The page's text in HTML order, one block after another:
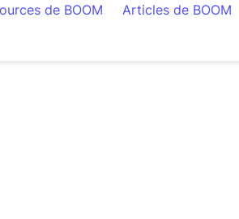
de BOOM Articles de BOOM